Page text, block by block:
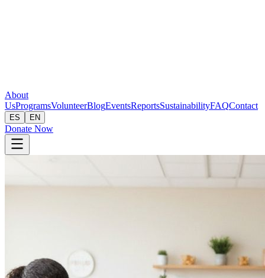
About
UsProgramsVolunteerBlogEventsReportsSustainabilityFAQContact
ES EN
Donate Now